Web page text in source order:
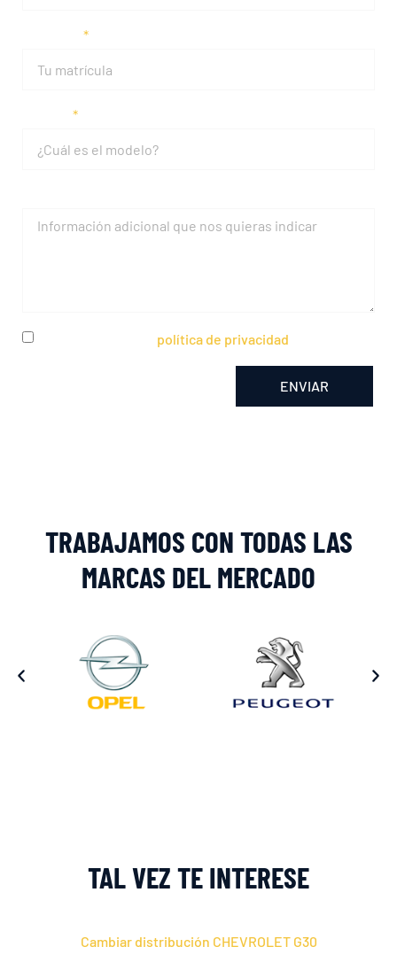
política de privacidad
ENVIAR
TRABAJAMOS CON TODAS LAS
MARCAS DEL MERCADO
TAL VEZ TE INTERESE
Cambiar distribución CHEVROLET G30